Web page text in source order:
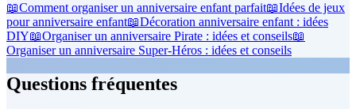
📖Comment organiser un anniversaire enfant parfait📖Idées de jeux
pour anniversaire enfant📖Décoration anniversaire enfant : idées
DIY📖Organiser un anniversaire Pirate : idées et conseils📖
Organiser un anniversaire Super-Héros : idées et conseils
Questions fréquentes